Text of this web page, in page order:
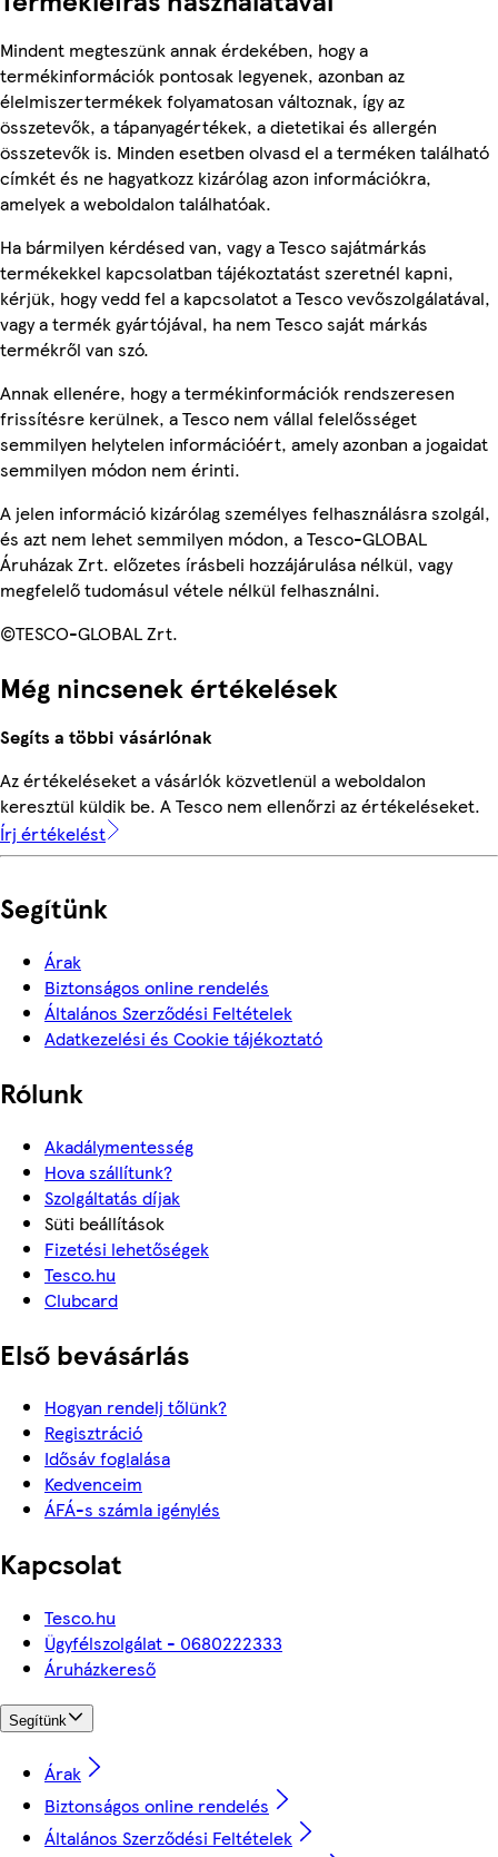
Mindent megteszünk annak érdekében, hogy a
termékinformációk pontosak legyenek, azonban az
élelmiszertermékek folyamatosan változnak, így az
összetevők, a tápanyagértékek, a dietetikai és allergén
összetevők is. Minden esetben olvasd el a terméken található
címkét és ne hagyatkozz kizárólag azon információkra,
amelyek a weboldalon találhatóak.
Ha bármilyen kérdésed van, vagy a Tesco sajátmárkás
termékekkel kapcsolatban tájékoztatást szeretnél kapni,
kérjük, hogy vedd fel a kapcsolatot a Tesco vevőszolgálatával,
vagy a termék gyártójával, ha nem Tesco saját márkás
termékről van szó.
Annak ellenére, hogy a termékinformációk rendszeresen
frissítésre kerülnek, a Tesco nem vállal felelősséget
semmilyen helytelen információért, amely azonban a jogaidat
semmilyen módon nem érinti.
A jelen információ kizárólag személyes felhasználásra szolgál,
és azt nem lehet semmilyen módon, a Tesco-GLOBAL
Áruházak Zrt. előzetes írásbeli hozzájárulása nélkül, vagy
megfelelő tudomásul vétele nélkül felhasználni.
©TESCO-GLOBAL Zrt.
Még nincsenek értékelések
Segíts a többi vásárlónak
Az értékeléseket a vásárlók közvetlenül a weboldalon
keresztül küldik be. A Tesco nem ellenőrzi az értékeléseket.
Írj értékelést
Segítünk
Árak
Biztonságos online rendelés
Általános Szerződési Feltételek
Adatkezelési és Cookie tájékoztató
Rólunk
Akadálymentesség
Hova szállítunk?
Szolgáltatás díjak
Süti beállítások
Fizetési lehetőségek
Tesco.hu
Clubcard
Első bevásárlás
Hogyan rendelj tőlünk?
Regisztráció
Idősáv foglalása
Kedvenceim
ÁFÁ-s számla igénylés
Kapcsolat
Tesco.hu
Ügyfélszolgálat - 0680222333
Áruházkereső
Segítünk
Árak
Biztonságos online rendelés
Általános Szerződési Feltételek